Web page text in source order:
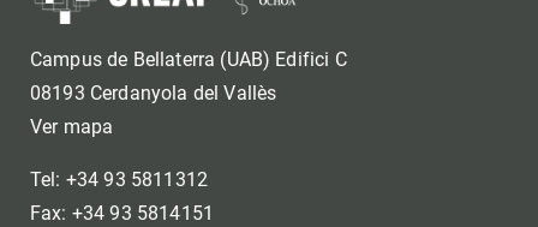
Campus de Bellaterra (UAB) Edifici C
08193 Cerdanyola del Vallès
Ver mapa
Tel: +34 93 5811312
Fax: +34 93 5814151